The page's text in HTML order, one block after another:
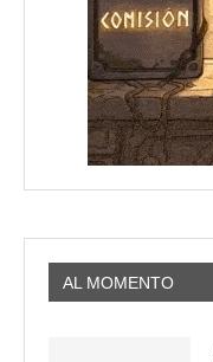
AL MOMENTO